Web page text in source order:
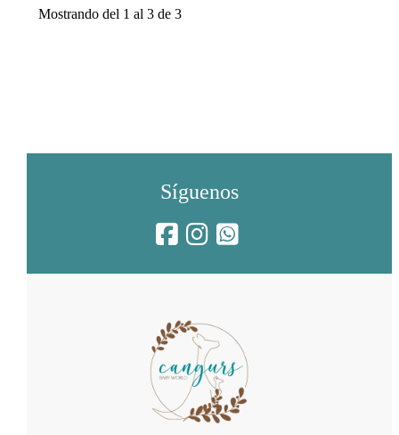
Mostrando del 1 al 3 de 3
Síguenos